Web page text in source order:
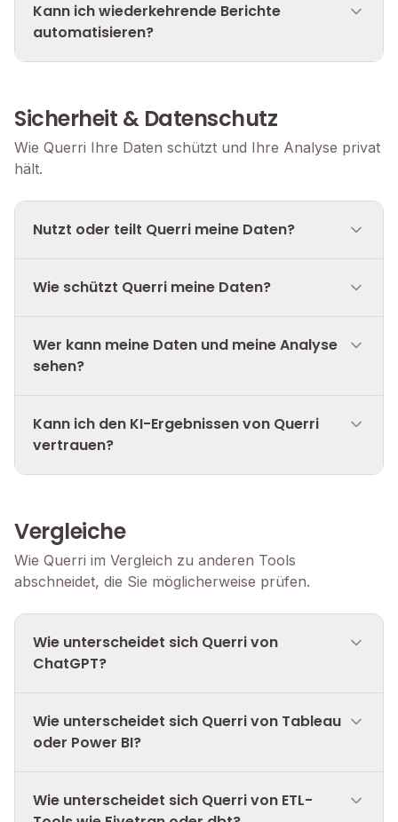
Kann ich wiederkehrende Berichte
automatisieren?
Sicherheit & Datenschutz
Wie Querri Ihre Daten schützt und Ihre Analyse privat
hält.
Nutzt oder teilt Querri meine Daten?
Wie schützt Querri meine Daten?
Wer kann meine Daten und meine Analyse
sehen?
Kann ich den KI-Ergebnissen von Querri
vertrauen?
Vergleiche
Wie Querri im Vergleich zu anderen Tools
abschneidet, die Sie möglicherweise prüfen.
Wie unterscheidet sich Querri von
ChatGPT?
Wie unterscheidet sich Querri von Tableau
oder Power BI?
Wie unterscheidet sich Querri von ETL-